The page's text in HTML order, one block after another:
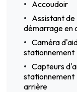
Accoudoir
Assistant de
démarrage en
Caméra
stationnement
Capteurs
stationnement
arrière